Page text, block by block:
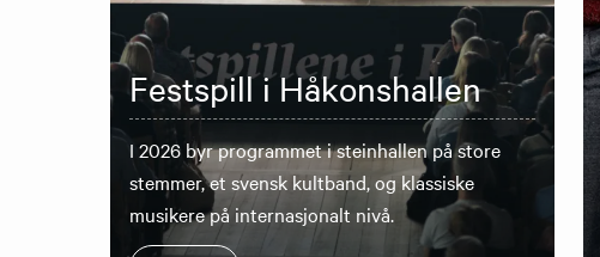
Festspill i Håkonshallen
I 2026 byr programmet i steinhallen på store
stemmer, et svensk kultband, og klassiske
musikere på internasjonalt nivå.